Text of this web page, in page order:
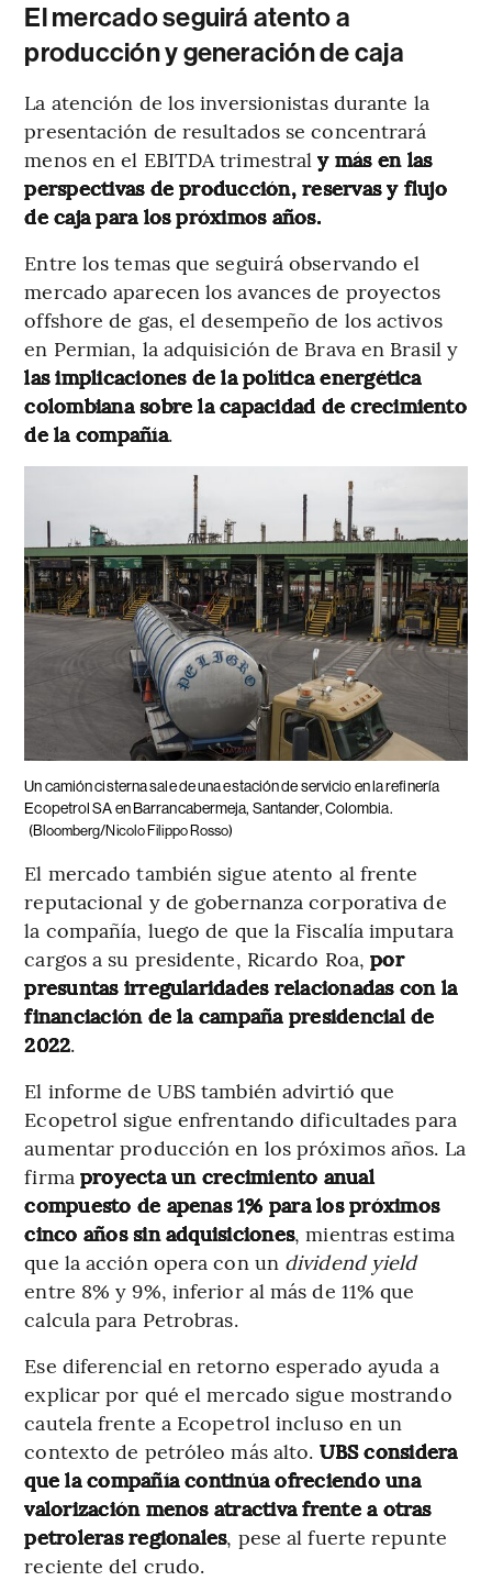
El mercado seguirá atento a
producción y generación de caja
La atención de los inversionistas durante la
presentación de resultados se concentrará
menos en el EBITDA trimestraly más en las
perspectivas de producción, reservas y flujo
de caja para los próximos años.
Entre los temas que seguirá observando el
mercado aparecen los avances de proyectos
offshore de gas, el desempeño de los activos
en Permian, la adquisición de Brava en Brasil y
las implicaciones de la política energética
colombiana sobre la capacidad de crecimiento
de la compañía.
Un camión cisterna sale de una estación de servicio en la refinería
Ecopetrol SA en Barrancabermeja, Santander, Colombia.
(Bloomberg/Nicolo Filippo Rosso)
El mercado también sigue atento al frente
reputacional y de gobernanza corporativa de
la compañía, luego de que la Fiscalía imputara
cargos a su presidente, Ricardo Roa,por
presuntas irregularidades relacionadas con la
financiación de la campaña presidencial de
2022.
El informe de UBS también advirtió que
Ecopetrol sigue enfrentando dificultades para
aumentar producción en los próximos años. La
firma proyecta un crecimiento anual
compuesto de apenas 1% para los próximos
cinco años sin adquisiciones, mientras estima
que la acción opera con un dividend yield
entre 8% y 9%, inferior al más de 11% que
calcula para Petrobras.
Ese diferencial en retorno esperado ayuda a
explicar por qué el mercado sigue mostrando
cautela frente a Ecopetrol incluso en un
contexto de petróleo más alto. UBS considera
que la compañía continúa ofreciendo una
valorización menos atractiva frente a otras
petroleras regionales, pese al fuerte repunte
reciente del crudo.